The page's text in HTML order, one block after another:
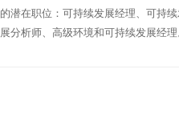
潜在职位：可持续发展经理、可持
分析师、高级环境和可持续发展经